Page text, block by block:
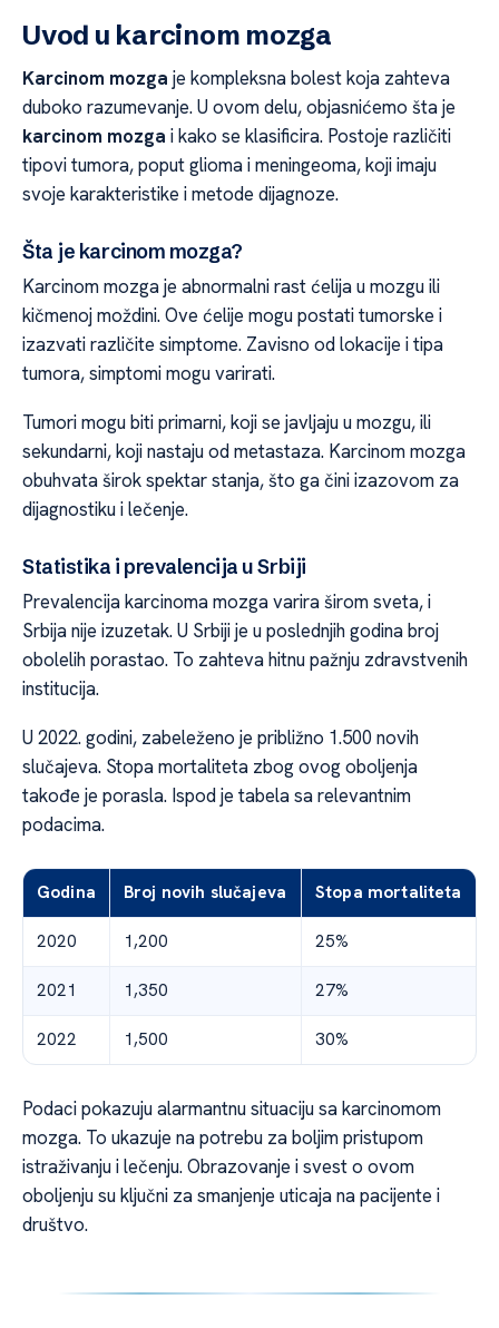
Uvod u karcinom mozga
Karcinom mozga je kompleksna bolest koja zahteva
duboko razumevanje. U ovom delu, objasnićemo šta je
karcinom mozga i kako se klasificira. Postoje različiti
tipovi tumora, poput glioma i meningeoma, koji imaju
svoje karakteristike i metode dijagnoze.
Šta je karcinom mozga?
Karcinom mozga je abnormalni rast ćelija u mozgu ili
kičmenoj moždini. Ove ćelije mogu postati tumorske i
izazvati različite simptome. Zavisno od lokacije i tipa
tumora, simptomi mogu varirati.
Tumori mogu biti primarni, koji se javljaju u mozgu, ili
sekundarni, koji nastaju od metastaza. Karcinom mozga
obuhvata širok spektar stanja, što ga čini izazovom za
dijagnostiku i lečenje.
Statistika i prevalencija u Srbiji
Prevalencija karcinoma mozga varira širom sveta, i
Srbija nije izuzetak. U Srbiji je u poslednjih godina broj
obolelih porastao. To zahteva hitnu pažnju zdravstvenih
institucija.
U 2022. godini, zabeleženo je približno 1.500 novih
slučajeva. Stopa mortaliteta zbog ovog oboljenja
takođe je porasla. Ispod je tabela sa relevantnim
podacima.
Godina Broj novih slučajeva Stopa mortaliteta
2020 1,200 25%
2021 1,350 27%
2022 1,500 30%
Podaci pokazuju alarmantnu situaciju sa karcinomom
mozga. To ukazuje na potrebu za boljim pristupom
istraživanju i lečenju. Obrazovanje i svest o ovom
oboljenju su ključni za smanjenje uticaja na pacijente i
društvo.